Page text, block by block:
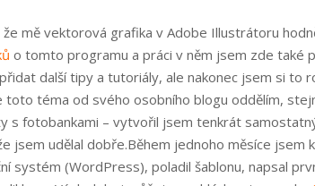
mě vektorová grafika v Adobe Illustrátoru
o tomto programu a práci v něm jsem zde také
další tipy a tutoriály, ale nakonec jsem si to
toto téma od svého osobního blogu oddělím,
s fotobankami – vytvořil jsem tenkrát
jsem udělal dobře.Během jednoho měsíce jsem
systém (WordPress), poladil šablonu, napsal